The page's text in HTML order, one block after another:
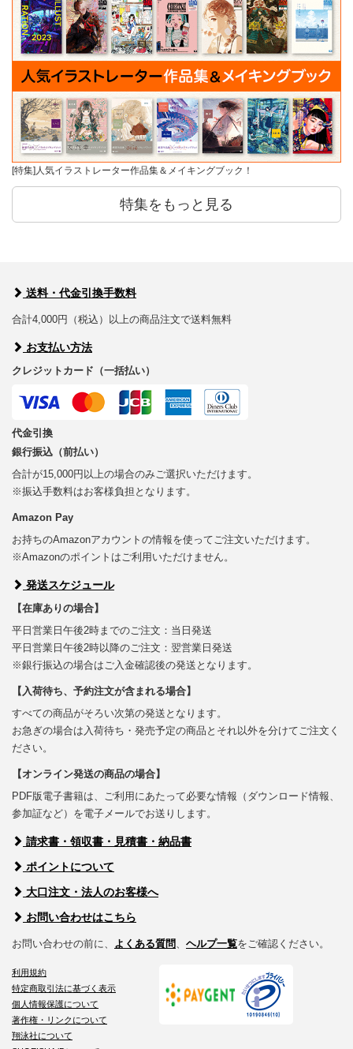
[特集]人気イラストレーター作品集＆メイキングブック！
特集をもっと見る
送料・代金引換手数料
合計4,000円（税込）以上の商品注文で送料無料
お支払い方法
クレジットカード（一括払い）
代金引換
銀行振込（前払い）
合計が15,000円以上の場合のみご選択いただけます。
※振込手数料はお客様負担となります。
Amazon Pay
お持ちのAmazonアカウントの情報を使ってご注文いただけます。
※Amazonのポイントはご利用いただけません。
発送スケジュール
【在庫ありの場合】
平日営業日午後2時までのご注文：当日発送
平日営業日午後2時以降のご注文：翌営業日発送
※銀行振込の場合はご入金確認後の発送となります。
【入荷待ち、予約注文が含まれる場合】
すべての商品がそろい次第の発送となります。
お急ぎの場合は入荷待ち・発売予定の商品とそれ以外を分けてご注文く
ださい。
【オンライン発送の商品の場合】
PDF版電子書籍は、ご利用にあたって必要な情報（ダウンロード情報、
参加証など）を電子メールでお送りします。
請求書・領収書・見積書・納品書
ポイントについて
大口注文・法人のお客様へ
お問い合わせはこちら
お問い合わせの前に、 よくある質問、 ヘルプ一覧をご確認ください。
利用規約
特定商取引法に基づく表示
個人情報保護について
著作権・リンクについて
翔泳社について